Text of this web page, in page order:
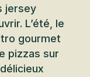
jersey
L’été, le
gourmet
pizzas sur